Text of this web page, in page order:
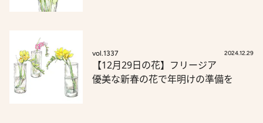
vol.1337 2024.12.29
【12月29日の花】フリージア
優美な新春の花で年明けの準備を